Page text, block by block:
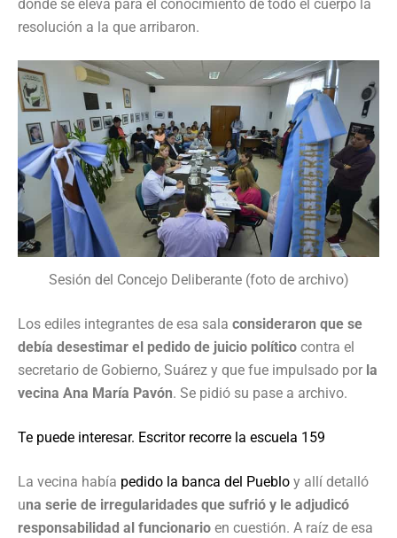
donde se eleva para el conocimiento de todo el cuerpo la
resolución a la que arribaron.
Sesión del Concejo Deliberante (foto de archivo)
Los ediles integrantes de esa sala consideraron que se
debía desestimar el pedido de juicio político contra el
secretario de Gobierno, Suárez y que fue impulsado por la
vecina Ana María Pavón. Se pidió su pase a archivo.
Te puede interesar. Escritor recorre la escuela 159
La vecina había pedido la banca del Pueblo y allí detalló
una serie de irregularidades que sufrió y le adjudicó
responsabilidad al funcionario en cuestión. A raíz de esa